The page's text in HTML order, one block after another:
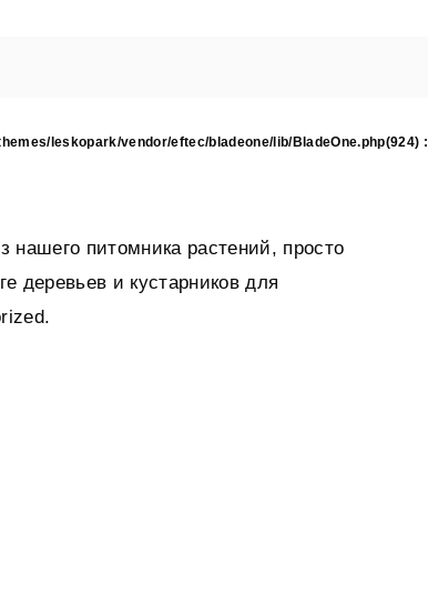
leskopark/vendor/eftec/bladeone/lib/BladeOne.php(924) :
питомника растений, просто
деревьев и кустарников для